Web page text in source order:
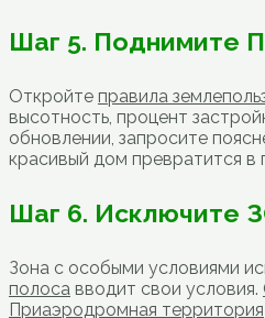
Шаг 5. Поднимите
Откройте правила
высотность, процент
обновлении, запросите
красивый дом превратится в
Шаг 6. Исключите
Зона с особыми условиями
полоса вводит свои условия.
Приаэродромная территория